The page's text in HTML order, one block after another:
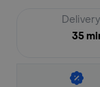
Delivery
35